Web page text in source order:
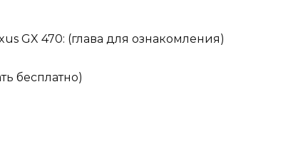
GX 470: (глава для ознакомления)
бесплатно)